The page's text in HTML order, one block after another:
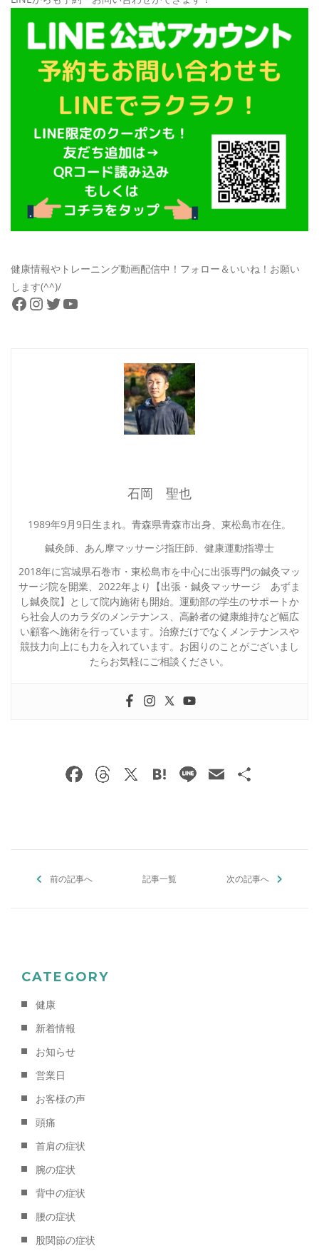
健康情報やトレーニング動画配信中！フォロー＆いいね！お願い
します(^^)/
Facebook
Instagram
Twitter
YouTube
石岡 聖也
1989年9月9日生まれ。青森県青森市出身、東松島市在住。
鍼灸師、あん摩マッサージ指圧師、健康運動指導士
2018年に宮城県石巻市・東松島市を中心に出張専門の鍼灸マッ
サージ院を開業、2022年より【出張・鍼灸マッサージ あずま
し鍼灸院】として院内施術も開始。運動部の学生のサポートか
ら社会人のカラダのメンテナンス、高齢者の健康維持など幅広
い顧客へ施術を行っています。治療だけでなくメンテナンスや
競技力向上にも力を入れています。お困りのことがございまし
たらお気軽にご相談ください。
F
o
T X H Li E
前の記事へ 記事一覧 次の記事へ
CATEGORY
健康
新着情報
お知らせ
営業日
お客様の声
頭痛
首肩の症状
腕の症状
背中の症状
腰の症状
股関節の症状